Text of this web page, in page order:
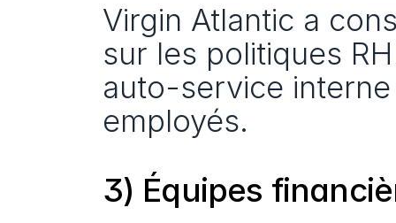
Virgin Atlantic a
sur les politiques
auto-service
employés.
3) Équipes